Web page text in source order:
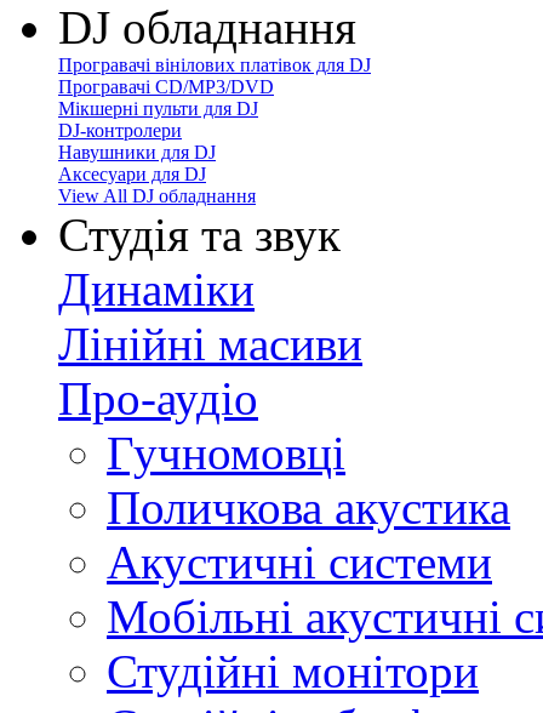
DJ обладнання
Програвачі вінілових платівок для DJ
Програвачі CD/MP3/DVD
Мікшерні пульти для DJ
DJ-контролери
Навушники для DJ
Аксесуари для DJ
View All DJ обладнання
Студія та звук
Динаміки
Лінійні масиви
Про-аудіо
Гучномовці
Поличкова акустика
Акустичні системи
Мобільні акустичні
Студійні монітори